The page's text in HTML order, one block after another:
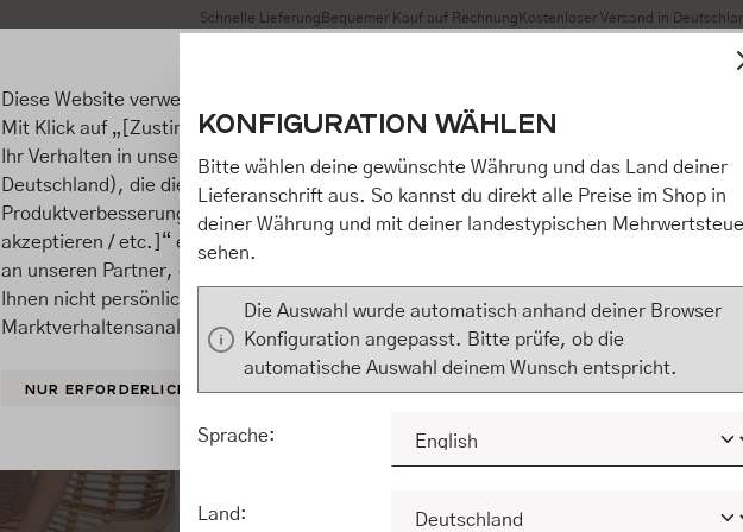
Schnelle Lieferung Bequemer Kauf auf Rechnung Kostenloser Versand in
Diese Website verwendet Cookies, um eine bestmögliche Erfahrung bieten zu können.
Mit Klick auf „[Zustimmen / Alles akzeptieren / etc.]“ erteilen Sie Ihre Einwilligung
Ihr Verhalten in unserem Shop an unseren Partner, die shopware AG (Ebbinghoff 10,
Deutschland), die diese Daten Ihnen nicht persönlich zuordnen kann, sie aber zu
Produktverbesserungen, Marktverhaltensanalysen) verarbeiten darf. Mit Klick auf
akzeptieren / etc.]“ erteilen Sie Ihre Einwilligung auch in die Weitergabe über Ihr
an unseren Partner, die shopware AG (Ebbinghoff 10, 48624 Schöppingen,
Ihnen nicht persönlich zuordnen kann, sie aber zu eigenen Zwecken (z.B.
Marktverhaltensanalysen) verarbeiten darf.
NUR ERFORDERLICHE KONFIGURIEREN ALLE COOKIES
KONFIGURATION WÄHLEN
Bitte wählen deine gewünschte Währung und das Land deiner
Lieferanschrift aus. So kannst du direkt alle Preise im Shop in
deiner Währung und mit deiner landestypischen
sehen.
Die Auswahl wurde automatisch anhand deiner Browser
Konfiguration angepasst. Bitte prüfe, ob die
automatische Auswahl deinem Wunsch entspricht.
Sprache:
Land: